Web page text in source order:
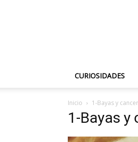
CURIOSIDADES
Inicio 1-Bayas y cancer
1-Bayas y